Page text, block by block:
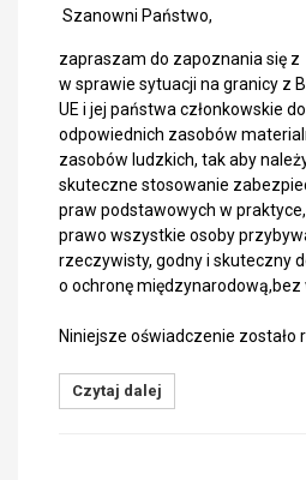
Szanowni Państwo,
zapraszam do zapoznania się z
w sprawie sytuacji na granicy z
UE i jej państwa członkowskie
odpowiednich zasobów
zasobów ludzkich, tak aby
skuteczne stosowanie
praw podstawowych w
prawo wszystkie osoby
rzeczywisty, godny i skuteczny
o ochronę międzynarodową,bez
Niniejsze oświadczenie zostało
Czytaj dalej